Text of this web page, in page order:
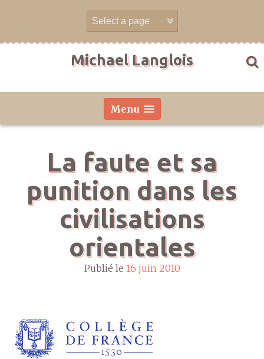
Michael Langlois
Menu
La faute et sa
punition dans les
civilisations
orientales
Publié le 16 juin 2010